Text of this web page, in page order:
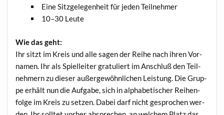
Eine Sitz­ge­le­gen­heit für jeden Teilnehmer
10–30 Leu­te
Wie das geht:
Ihr sitzt im Kreis und alle sagen der Rei­he nach ihren Vor­
na­men. Ihr als Spiel­lei­ter gra­tu­liert im Anschluß den Teil­
neh­mern zu die­ser außer­ge­wöhn­li­chen Leis­tung. Die Grup­
pe erhält nun die Auf­ga­be, sich in alpha­be­ti­scher Rei­hen­
fol­ge im Kreis zu set­zen. Dabei darf nicht gespro­chen wer­